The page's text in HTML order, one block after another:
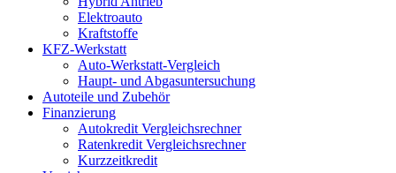
Elektroauto
Kraftstoffe
KFZ-Werkstatt
Auto-Werkstatt-Vergleich
Haupt- und Abgasuntersuchung
Autoteile und Zubehör
Finanzierung
Autokredit Vergleichsrechner
Ratenkredit Vergleichsrechner
Kurzzeitkredit